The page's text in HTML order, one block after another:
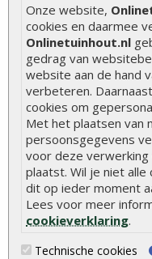
Onze website,
cookies en daarmee
Onlinetuinhout.nl
gedrag van
website aan de hand
verbeteren.
cookies om
Met het plaatsen van
persoonsgegevens
voor deze verwerking
plaatst. Wil je niet alle
dit op ieder moment
Lees voor meer
cookieverklaring.
Technische cookies
Scherpe prijzen
Snelle levering
Uitsluitend
Vakkundig personeel
Ruime voorraad
24/7 online bestellen
Meer dan 40 jaar
Centraal gelegen